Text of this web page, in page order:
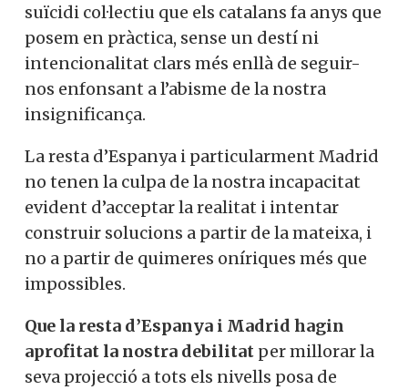
suïcidi col·lectiu que els catalans fa anys que
posem en pràctica, sense un destí ni
intencionalitat clars més enllà de seguir-
nos enfonsant a l’abisme de la nostra
insignificança.
La resta d’Espanya i particularment Madrid
no tenen la culpa de la nostra incapacitat
evident d’acceptar la realitat i intentar
construir solucions a partir de la mateixa, i
no a partir de quimeres oníriques més que
impossibles.
Que la resta d’Espanya i Madrid hagin
aprofitat la nostra debilitat per millorar la
seva projecció a tots els nivells posa de